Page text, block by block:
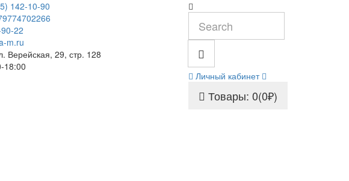
142-10-90
22
m.ru
Верейская, 29, стр. 128
18:00
Личный кабинет
Товары: 0(0₽)